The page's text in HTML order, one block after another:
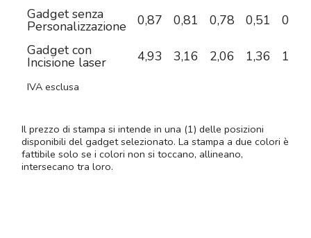
Gadget senza
Personalizzazione 0,87 0,81 0,78 0,51
0,47
Gadget con
Incisione laser 4,93 3,16 2,06 1,36 1,04
IVA esclusa
Il prezzo di stampa si intende in una (1) delle posizioni
disponibili del gadget selezionato. La stampa a due colori è
fattibile solo se i colori non si toccano, allineano,
intersecano tra loro.